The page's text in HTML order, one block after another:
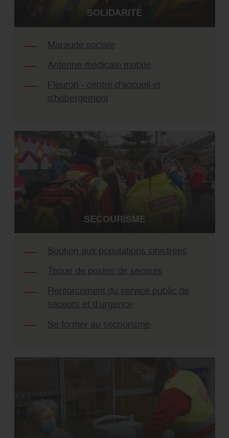
SOLIDARITÉ
Maraude sociale
Antenne médicale mobile
Fleuron - centre d'accueil et
d'hébergement
SECOURISME
Soutien aux populations sinistrées
Tenue de postes de secours
Renforcement du service public de
secours et d’urgence
Se former au secourisme